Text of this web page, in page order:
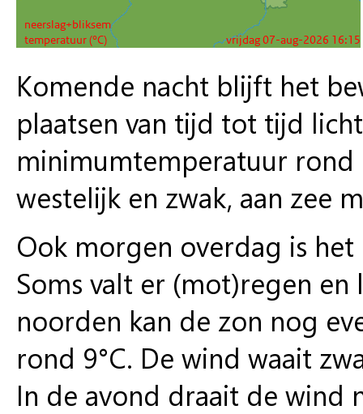
Komende nacht blijft het
plaatsen van tijd tot tijd
minimumtemperatuur rond
westelijk en zwak, aan zee
Ook morgen overdag is
Soms valt er (mot)regen
noorden kan de zon nog
rond 9°C. De wind waait
In de avond draait de wind